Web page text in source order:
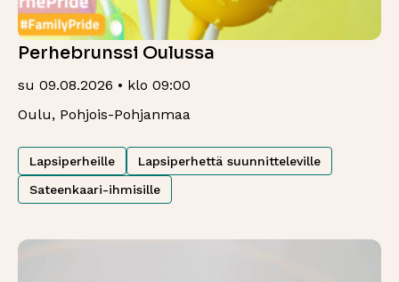
Perhebrunssi Oulussa
su 09.08.2026 • klo 09:00
Oulu, Pohjois-Pohjanmaa
Lapsiperheille
Lapsiperhettä suunnitteleville
Sateenkaari-ihmisille